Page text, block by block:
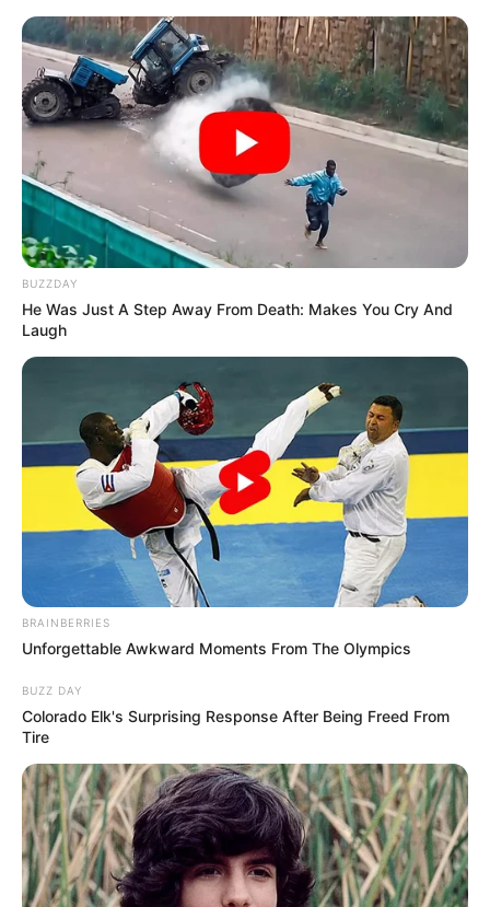
Brasil > Curiosidade > Mulher > Notícia >
Máscara
com sangue menstrual volta a viralizar nas redes.
Máscara com sangue menstrual
volta a viralizar nas redes.
Brasil, Curiosidade Mulher Notícia
Especialistas alertam para riscos e ausência de
BUZZDAY
He Was Just A Step Away From Death: Makes You Cry And
Laugh
BRAINBERRIES
Unforgettable Awkward Moments From The Olympics
BUZZ DAY
Colorado Elk's Surprising Response After Being Freed From
Tire